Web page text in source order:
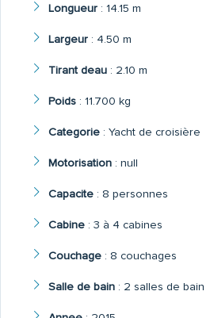
Longueur: 14.15 m
Largeur: 4.50 m
Tirant deau: 2.10 m
Poids: 11.700 kg
Categorie: Yacht de croisière
Motorisation: null
Capacite: 8 personnes
Cabine: 3 à 4 cabines
Couchage: 8 couchages
Salle de bain: 2 salles de bain